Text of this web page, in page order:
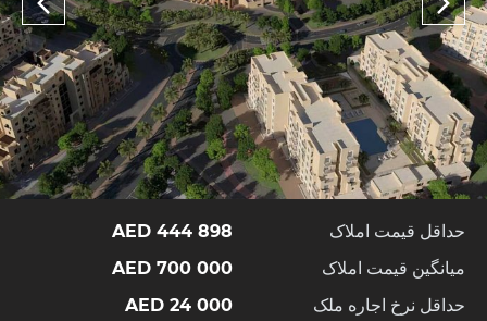
حداقل قیمت املاک
444 898 AED
میانگین قیمت املاک
700 000 AED
حداقل نرخ اجاره ملک
24 000 AED